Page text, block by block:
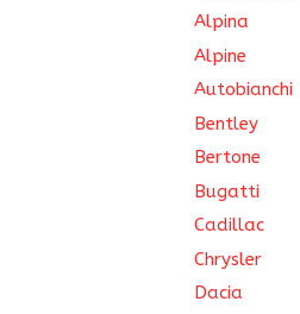
Alpina
Alpine
Autobianchi
Bentley
Bertone
Bugatti
Cadillac
Chrysler
Dacia